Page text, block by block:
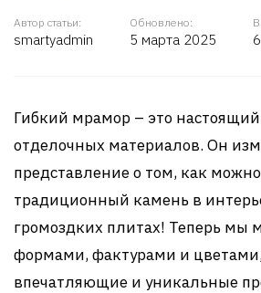
Автор статьи:
smartyadmin
Обновлено:
5 марта 2025
Гибкий мрамор – это
отделочных материалов. Он
представление о том, как
традиционный камень в
громоздких плитах! Теперь мы
формами, фактурами и цветами,
впечатляющие и уникальные